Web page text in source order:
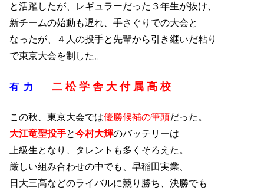
と活躍したが、レギュラーだった３年生が抜け、
新チームの始動も遅れ、手さぐりでの大会と
なったが、４人の投手と先輩から引き継いだ粘り
で東京大会を制した。
有 力 二 松 学 舎 大 付 属 高 校
この秋、東京大会では優勝候補の筆頭だった。
大江竜聖投手と今村大輝のバッテリーは
上級生となり、タレントも多くそろえた。
厳しい組み合わせの中でも、早稲田実業、
日大三高などのライバルに競り勝ち、決勝でも